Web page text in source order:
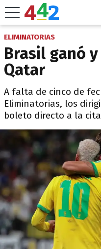
ELIMINATORIAS
Brasil ganó
Qatar
A falta de cinco de
Eliminatorias, los
boleto directo a la